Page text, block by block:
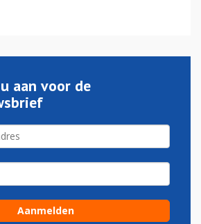
aan voor de